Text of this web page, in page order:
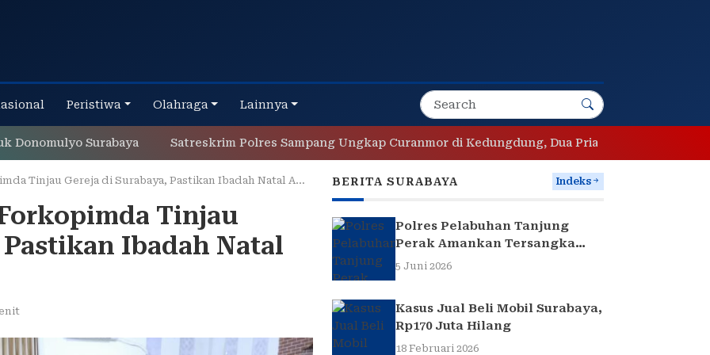
Peristiwa Olahraga Lainnya
Surabaya Satreskrim Polres Sampang Ungkap Curanmor di Kedungdung, Dua Pria Diamankan
Tinjau Gereja di Surabaya, Pastikan Ibadah Natal Aman
Tinjau
Ibadah Natal
BERITA SURABAYA Indeks
Polres Pelabuhan Tanjung
Perak Amankan Tersangka
Pencuri Komponen Traffic
5 Juni 2026
Kasus Jual Beli Mobil Surabaya,
Rp170 Juta Hilang
18 Februari 2026